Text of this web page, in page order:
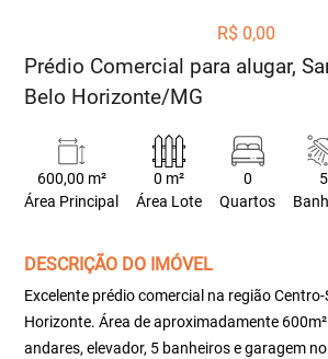
R$ 0,00
Prédio Comercial para alugar,
Belo Horizonte/MG
600,00 m²
Área Principal
0 m²
Área Lote
0
Quartos
5
DESCRIÇÃO DO IMÓVEL
Excelente prédio comercial na região Centro-
Horizonte. Área de aproximadamente
andares, elevador, 5 banheiros e garagem